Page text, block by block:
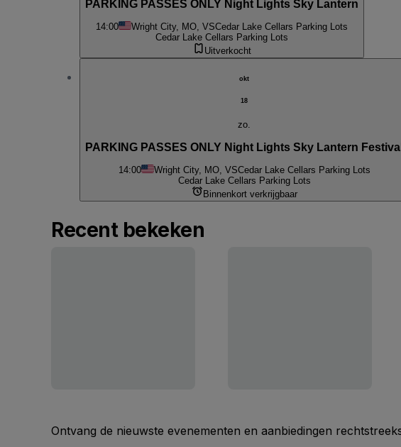
PARKING PASSES ONLY Night Lights Sky Lantern
14:00 Wright City, MO, VSCedar Lake Cellars Parking Lots
Cedar Lake Cellars Parking Lots
Uitverkocht
okt
18
zo.
PARKING PASSES ONLY Night Lights Sky Lantern Festival
14:00 Wright City, MO, VSCedar Lake Cellars Parking Lots
Cedar Lake Cellars Parking Lots
Binnenkort verkrijgbaar
Recent bekeken
Ontvang de nieuwste evenementen en aanbiedingen